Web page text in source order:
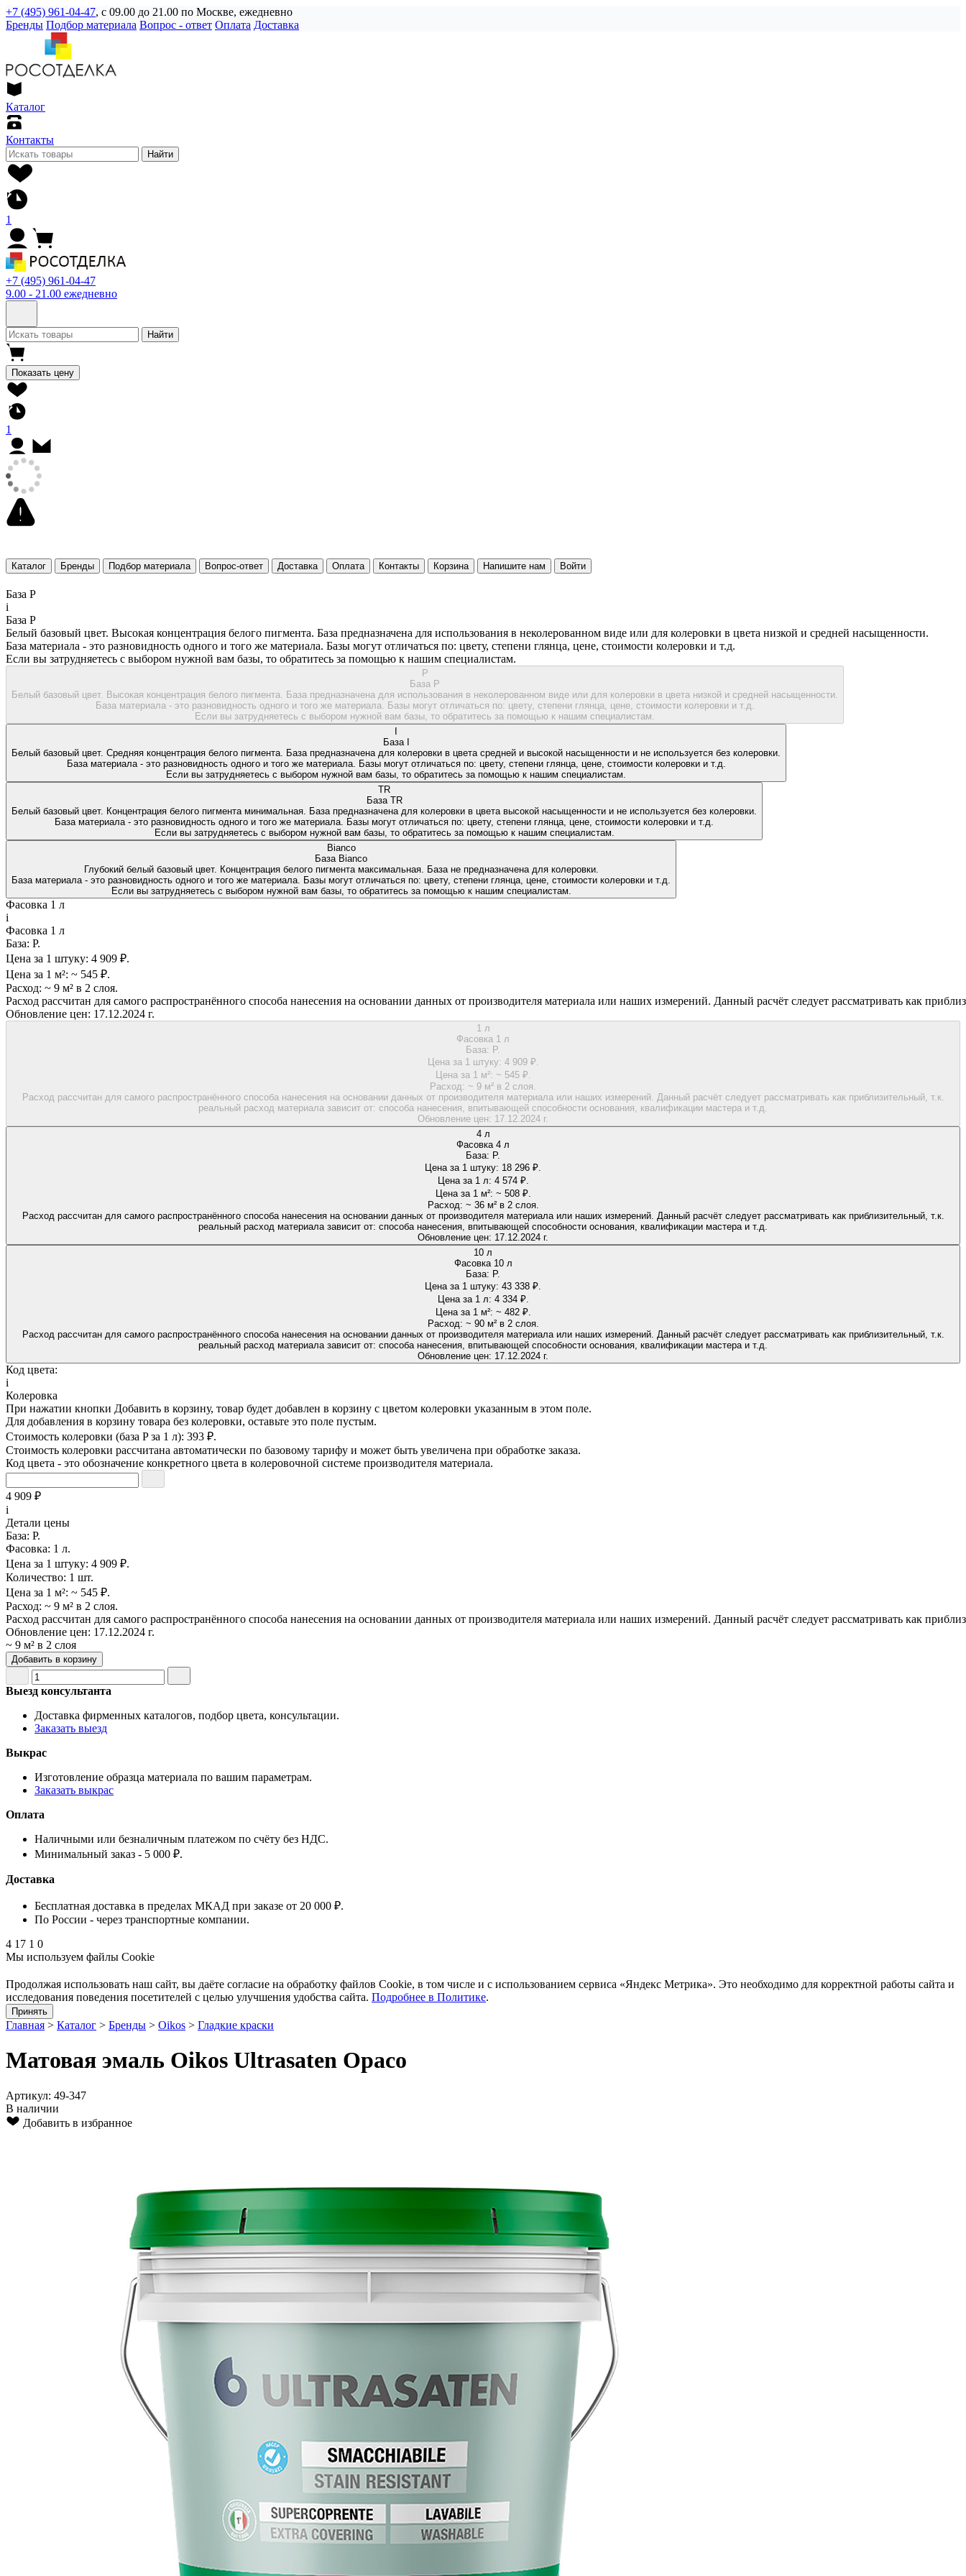
+7 (495) 961-04-47, с 09.00 до 21.00 по Москве, ежедневно
Бренды Подбор материала Вопрос - ответ Оплата Доставка
Каталог
Контакты
Найти
1
+7 (495) 961-04-47
9.00 - 21.00 ежедневно
Найти
Показать цену
1
Каталог Бренды Подбор материала Вопрос-ответ Доставка Оплата Контакты Корзина Напишите нам Войти
База P
i
База P
Белый базовый цвет. Высокая концентрация белого пигмента. База предназначена для использования в неколерованном виде или для колеровки в цвета низкой и средней насыщенности.
База материала - это разновидность одного и того же материала. Базы могут отличаться по: цвету, степени глянца, цене, стоимости колеровки и т.д.
Если вы затрудняетесь с выбором нужной вам базы, то обратитесь за помощью к нашим специалистам.
P
База P
Белый базовый цвет. Высокая концентрация белого пигмента. База предназначена для использования в неколерованном виде или для колеровки в цвета низкой и средней насыщенности.
База материала - это разновидность одного и того же материала. Базы могут отличаться по: цвету, степени глянца, цене, стоимости колеровки и т.д.
Если вы затрудняетесь с выбором нужной вам базы, то обратитесь за помощью к нашим специалистам.
База I
Белый базовый цвет. Средняя концентрация белого пигмента. База предназначена для колеровки в цвета средней и высокой насыщенности и не используется без колеровки.
База материала - это разновидность одного и того же материала. Базы могут отличаться по: цвету, степени глянца, цене, стоимости колеровки и т.д.
Если вы затрудняетесь с выбором нужной вам базы, то обратитесь за помощью к нашим специалистам.
TR
База TR
Белый базовый цвет. Концентрация белого пигмента минимальная. База предназначена для колеровки в цвета высокой насыщенности и не используется без колеровки.
База материала - это разновидность одного и того же материала. Базы могут отличаться по: цвету, степени глянца, цене, стоимости колеровки и т.д.
Если вы затрудняетесь с выбором нужной вам базы, то обратитесь за помощью к нашим специалистам.
Bianco
База Bianco
Глубокий белый базовый цвет. Концентрация белого пигмента максимальная. База не предназначена для колеровки.
База материала - это разновидность одного и того же материала. Базы могут отличаться по: цвету, степени глянца, цене, стоимости колеровки и т.д.
Если вы затрудняетесь с выбором нужной вам базы, то обратитесь за помощью к нашим специалистам.
Фасовка 1 л
i
Фасовка 1 л
База: P.
Цена за 1 штуку: 4 909 ₽.
Цена за 1 м²: ~ 545 ₽.
Расход: ~ 9 м² в 2 слоя.
Расход рассчитан для самого распространённого способа нанесения на основании данных от производителя материала или наших измерений. Данный расчёт следует рассматривать как
Обновление цен: 17.12.2024 г.
1 л
Фасовка 1 л
База: P.
Цена за 1 штуку: 4 909 ₽.
Цена за 1 м²: ~ 545 ₽.
Расход: ~ 9 м² в 2 слоя.
Расход рассчитан для самого распространённого способа нанесения на основании данных от производителя материала или наших измерений. Данный расчёт следует рассматривать как приблизительный, т.к.
реальный расход материала зависит от: способа нанесения, впитывающей способности основания, квалификации мастера и т.д.
Обновление цен: 17.12.2024 г.
4 л
Фасовка 4 л
База: P.
Цена за 1 штуку: 18 296 ₽.
Цена за 1 л: 4 574 ₽.
Цена за 1 м²: ~ 508 ₽.
Расход: ~ 36 м² в 2 слоя.
Расход рассчитан для самого распространённого способа нанесения на основании данных от производителя материала или наших измерений. Данный расчёт следует рассматривать как приблизительный, т.к.
реальный расход материала зависит от: способа нанесения, впитывающей способности основания, квалификации мастера и т.д.
Обновление цен: 17.12.2024 г.
10 л
Фасовка 10 л
База: P.
Цена за 1 штуку: 43 338 ₽.
Цена за 1 л: 4 334 ₽.
Цена за 1 м²: ~ 482 ₽.
Расход: ~ 90 м² в 2 слоя.
Расход рассчитан для самого распространённого способа нанесения на основании данных от производителя материала или наших измерений. Данный расчёт следует рассматривать как приблизительный, т.к.
реальный расход материала зависит от: способа нанесения, впитывающей способности основания, квалификации мастера и т.д.
Обновление цен: 17.12.2024 г.
Код цвета:
i
Колеровка
При нажатии кнопки Добавить в корзину, товар будет добавлен в корзину с цветом колеровки указанным в этом поле.
Для добавления в корзину товара без колеровки, оставьте это поле пустым.
Стоимость колеровки (база P за 1 л): 393 ₽.
Стоимость колеровки рассчитана автоматически по базовому тарифу и может быть увеличена при обработке заказа.
Код цвета - это обозначение конкретного цвета в колеровочной системе производителя материала.
4 909 ₽
i
Детали цены
База: P.
Фасовка: 1 л.
Цена за 1 штуку: 4 909 ₽.
Количество: 1 шт.
Цена за 1 м²: ~ 545 ₽.
Расход: ~ 9 м² в 2 слоя.
Расход рассчитан для самого распространённого способа нанесения на основании данных от производителя материала или наших измерений. Данный расчёт следует рассматривать как
Обновление цен: 17.12.2024 г.
~ 9 м² в 2 слоя
Добавить в корзину
Выезд консультанта
Доставка фирменных каталогов, подбор цвета, консультации.
Заказать выезд
Выкрас
Изготовление образца материала по вашим параметрам.
Заказать выкрас
Оплата
Наличными или безналичным платежом по счёту без НДС.
Минимальный заказ - 5 000 ₽.
Доставка
Бесплатная доставка в пределах МКАД при заказе от 20 000 ₽.
По России - через транспортные компании.
4 17 1 0
Мы используем файлы Cookie
Продолжая использовать наш cайт, вы даёте согласие на обработку файлов Cookie, в том числе и с использованием сервиса «Яндекс Метрика». Это необходимо для корректной работы сайта и
исследования поведения посетителей с целью улучшения удобства сайта. Подробнее в Политике.
Принять
Главная > Каталог > Бренды > Oikos > Гладкие краски
Матовая эмаль Oikos Ultrasaten Opaco
Артикул: 49-347
В наличии
Добавить в избранное